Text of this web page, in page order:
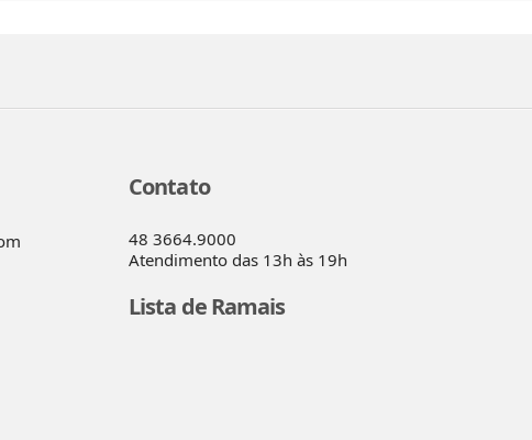
Contato
48 3664.9000
Atendimento das 13h às 19h
Lista de Ramais